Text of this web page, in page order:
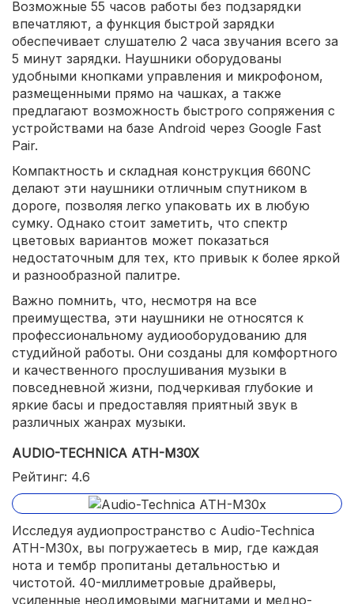
Возможные 55 часов работы без подзарядки
впечатляют, а функция быстрой зарядки
обеспечивает слушателю 2 часа звучания всего за
5 минут зарядки. Наушники оборудованы
удобными кнопками управления и микрофоном,
размещенными прямо на чашках, а также
предлагают возможность быстрого сопряжения с
устройствами на базе Android через Google Fast
Pair.
Компактность и складная конструкция 660NC
делают эти наушники отличным спутником в
дороге, позволяя легко упаковать их в любую
сумку. Однако стоит заметить, что спектр
цветовых вариантов может показаться
недостаточным для тех, кто привык к более яркой
и разнообразной палитре.
Важно помнить, что, несмотря на все
преимущества, эти наушники не относятся к
профессиональному аудиооборудованию для
студийной работы. Они созданы для комфортного
и качественного прослушивания музыки в
повседневной жизни, подчеркивая глубокие и
яркие басы и предоставляя приятный звук в
различных жанрах музыки.
AUDIO-TECHNICA ATH-M30X
Рейтинг: 4.6
Исследуя аудиопространство с Audio-Technica
ATH-M30x, вы погружаетесь в мир, где каждая
нота и тембр пропитаны детальностью и
чистотой. 40-миллиметровые драйверы,
усиленные неодимовыми магнитами и медно-